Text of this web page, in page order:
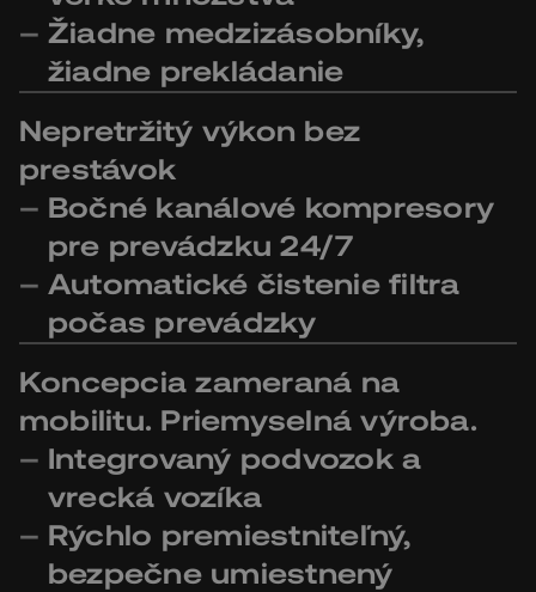
Žiadne medzizásobníky,
žiadne prekládanie
Nepretržitý výkon bez
prestávok
Bočné kanálové kompresory
pre prevádzku 24/7
Automatické čistenie filtra
počas prevádzky
Koncepcia zameraná na
mobilitu. Priemyselná výroba.
Integrovaný podvozok a
vrecká vozíka
Rýchlo premiestniteľný,
bezpečne umiestnený